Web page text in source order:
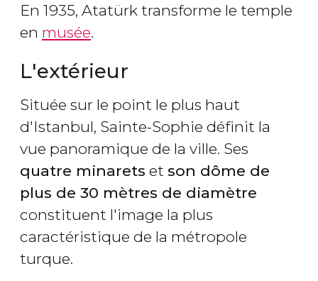
En 1935, Atatürk transforme le temple
en musée.
L'extérieur
Située sur le point le plus haut
d'Istanbul, Sainte-Sophie définit la
vue panoramique de la ville. Ses
quatre minarets et son dôme de
plus de 30 mètres de diamètre
constituent l'image la plus
caractéristique de la métropole
turque.